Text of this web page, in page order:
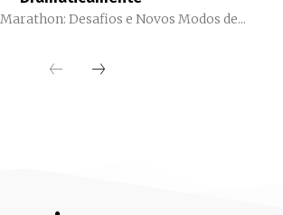
Desafios e Novos Modos de...